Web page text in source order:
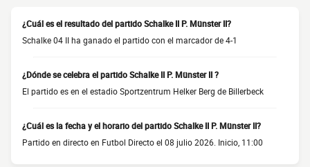
¿Cuál es el resultado del partido Schalke II P. Münster II?
Schalke 04 II ha ganado el partido con el marcador de 4-1
¿Dónde se celebra el partido Schalke II P. Münster II ?
El partido es en el estadio Sportzentrum Helker Berg de Billerbeck
¿Cuál es la fecha y el horario del partido Schalke II P. Münster II?
Partido en directo en Futbol Directo el 08 julio 2026. Inicio, 11:00